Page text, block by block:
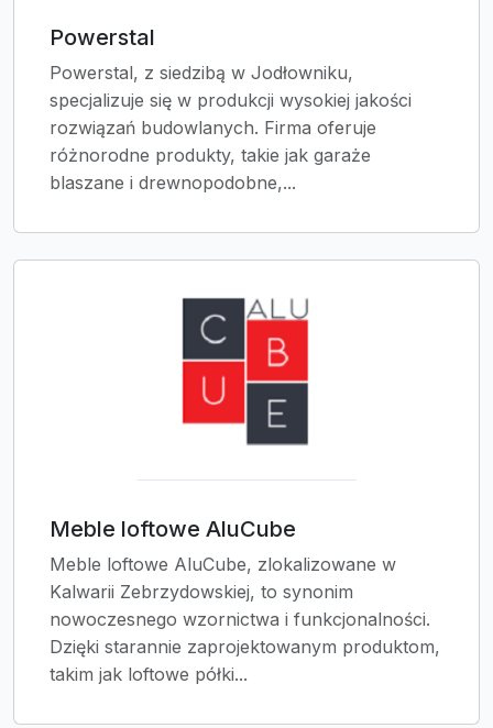
Powerstal
Powerstal, z siedzibą w Jodłowniku,
specjalizuje się w produkcji wysokiej jakości
rozwiązań budowlanych. Firma oferuje
różnorodne produkty, takie jak garaże
blaszane i drewnopodobne,...
Meble loftowe AluCube
Meble loftowe AluCube, zlokalizowane w
Kalwarii Zebrzydowskiej, to synonim
nowoczesnego wzornictwa i funkcjonalności.
Dzięki starannie zaprojektowanym produktom,
takim jak loftowe półki...